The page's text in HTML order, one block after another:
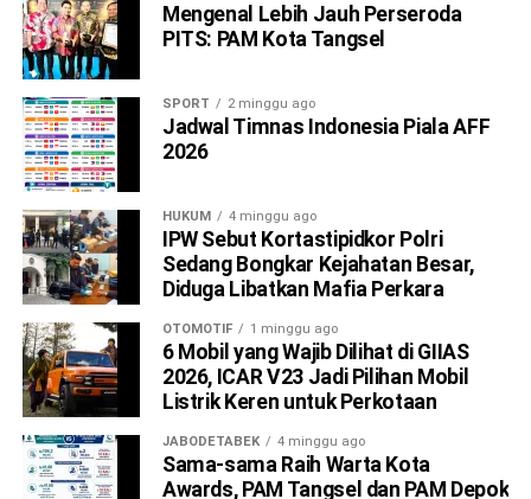
Mengenal Lebih Jauh Perseroda
PITS: PAM Kota Tangsel
SPORT 2 minggu ago
Jadwal Timnas Indonesia Piala AFF
2026
HUKUM 4 minggu ago
IPW Sebut Kortastipidkor Polri
Sedang Bongkar Kejahatan Besar,
Diduga Libatkan Mafia Perkara
OTOMOTIF 1 minggu ago
6 Mobil yang Wajib Dilihat di GIIAS
2026, ICAR V23 Jadi Pilihan Mobil
Listrik Keren untuk Perkotaan
JABODETABEK 4 minggu ago
Sama-sama Raih Warta Kota
Awards, PAM Tangsel dan PAM Depok